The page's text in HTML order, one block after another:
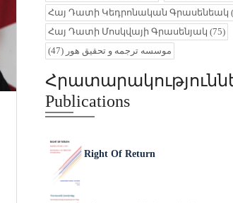
Հայ Դատի Կեդրոնական Գրասենեակ
Հայ Դատի Մոսկվայի Գրասենյակ (75)
موسسه ترجمه و تحقیق هور (47)
Publications
Right Of Return